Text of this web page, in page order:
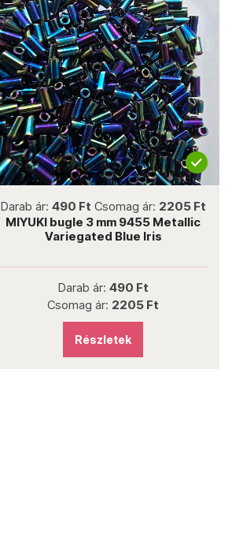
Darab ár: 490 Ft Csomag ár: 2205 Ft
MIYUKI bugle 3 mm 9455 Metallic
Variegated Blue Iris
Darab ár: 490 Ft
Csomag ár: 2205 Ft
Részletek